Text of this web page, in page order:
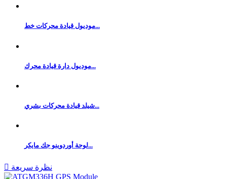
موديول قيادة محركات خط...
موديول دارة قيادة محرك...
شيلد قيادة محركات بشري...
لوحة أوردوينو جك مايكر...
 نظرة سريعة